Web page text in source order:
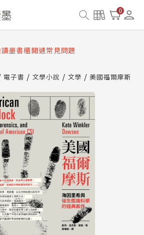
0
店服務升級重要說明及資產合併結果
墨數位閱讀資產合併與書櫃開通申請
讀墨書櫃開通常見問題
讀墨數位閱讀資產合併與書櫃開通申請
電子書 文學小說 文學 美國福爾摩斯